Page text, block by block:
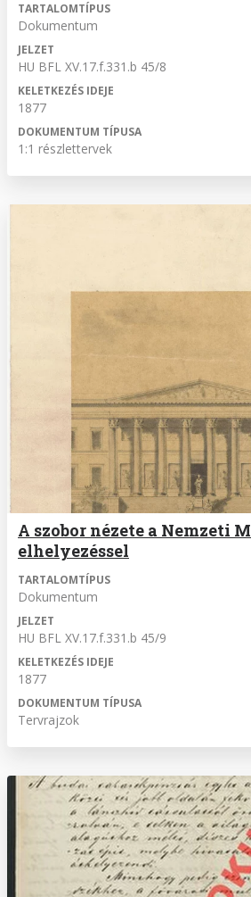
TARTALOMTÍPUS
Dokumentum
JELZET
HU BFL XV.17.f.331.b 45/8
KELETKEZÉS IDEJE
1877
DOKUMENTUM TÍPUSA
1:1 részlettervek
A szobor nézete a Nemzeti
elhelyezéssel
TARTALOMTÍPUS
Dokumentum
JELZET
HU BFL XV.17.f.331.b 45/9
KELETKEZÉS IDEJE
1877
DOKUMENTUM TÍPUSA
Tervrajzok